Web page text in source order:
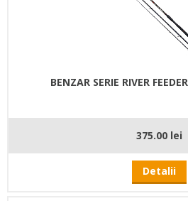
BENZAR SERIE RIVER
375.00 lei
Detalii